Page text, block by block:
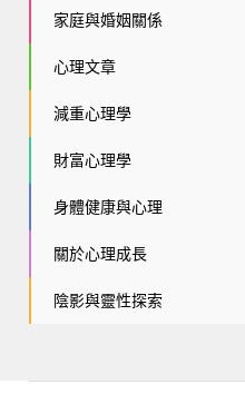
家庭與婚姻關係
心理文章
減重心理學
財富心理學
身體健康與心理
關於心理成長
陰影與靈性探索